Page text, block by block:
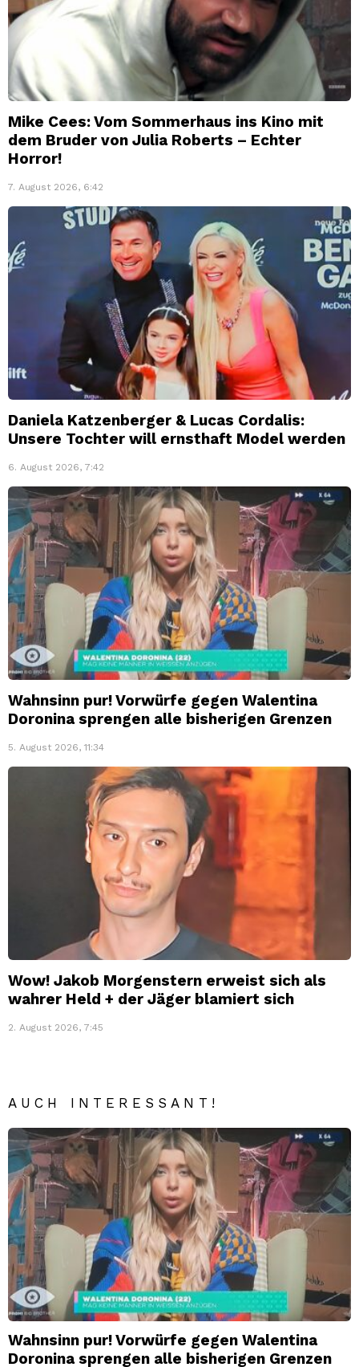
Mike Cees: Vom Sommerhaus ins Kino mit
dem Bruder von Julia Roberts – Echter
Horror!
7. August 2026, 6:42
Daniela Katzenberger & Lucas Cordalis:
Unsere Tochter will ernsthaft Model werden
6. August 2026, 7:42
Wahnsinn pur! Vorwürfe gegen Walentina
Doronina sprengen alle bisherigen Grenzen
5. August 2026, 11:34
Wow! Jakob Morgenstern erweist sich als
wahrer Held + der Jäger blamiert sich
2. August 2026, 7:45
AUCH INTERESSANT!
Wahnsinn pur! Vorwürfe gegen Walentina
Doronina sprengen alle bisherigen Grenzen